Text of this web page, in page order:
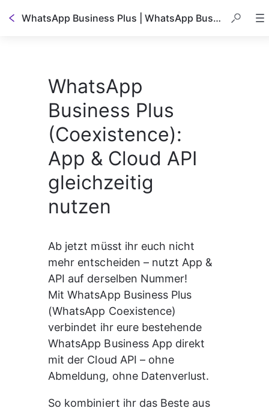
WhatsApp Business Plus | WhatsApp Business App Nummer einrichten
WhatsApp
Business Plus
(Coexistence):
App & Cloud API
gleichzeitig
nutzen
Ab jetzt müsst ihr euch nicht
mehr entscheiden – nutzt App &
API auf derselben Nummer!
Mit WhatsApp Business Plus
(WhatsApp Coexistence)
verbindet ihr eure bestehende
WhatsApp Business App direkt
mit der Cloud API – ohne
Abmeldung, ohne Datenverlust.
So kombiniert ihr das Beste aus